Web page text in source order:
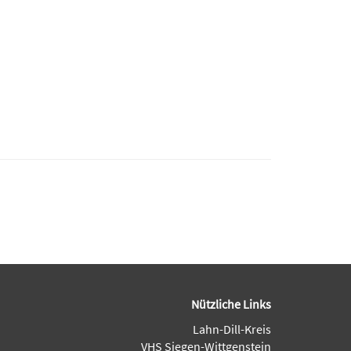
Nützliche Links
Lahn-Dill-Kreis
VHS Siegen-Wittgenstein